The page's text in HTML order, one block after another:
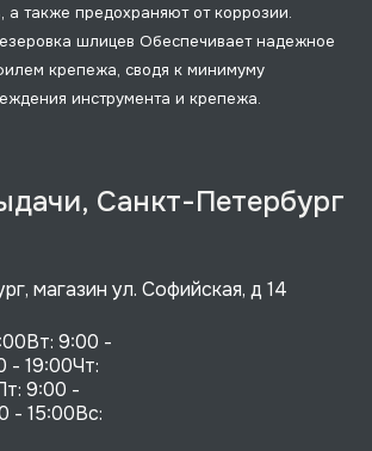
а также предохраняют от коррозии.
шлицев Обеспечивает надежное
крепежа, сводя к минимуму
инструмента и крепежа.
Санкт-Петербург
магазин ул. Софийская, д 14
9:00 -
- 19:00Чт:
9:00 -
- 15:00Вс: